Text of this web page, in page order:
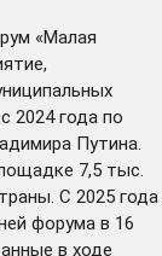
«Малая
2024 года по
Путина.
7,5 тыс.
С 2025 года
форума в 16
в ходе